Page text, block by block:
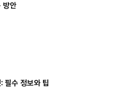
방안
필수 정보와 팁